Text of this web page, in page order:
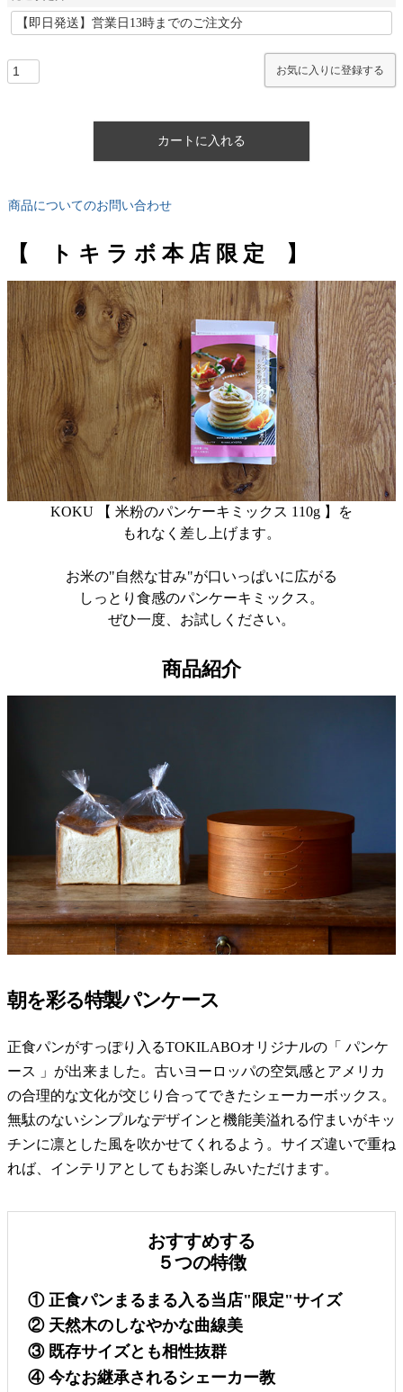
お気に入りに登録する
カートに入れる
商品についてのお問い合わせ
【 ト キ ラ ボ 本 店 限 定 】
KOKU 【 米粉のパンケーキミックス 110g 】を
もれなく差し上げます。
お米の"自然な甘み"が口いっぱいに広がる
しっとり食感のパンケーキミックス。
ぜひ一度、お試しください。
商品紹介
朝を彩る特製パンケース
正食パンがすっぽり入るTOKILABOオリジナルの「 パンケ
ース 」が出来ました。古いヨーロッパの空気感とアメリカ
の合理的な文化が交じり合ってできたシェーカーボックス。
無駄のないシンプルなデザインと機能美溢れる佇まいがキッ
チンに凛とした風を吹かせてくれるよう。サイズ違いで重ね
れば、インテリアとしてもお楽しみいただけます。
おすすめする
５つの特徴
① 正食パンまるまる入る当店"限定"サイズ
② 天然木のしなやかな曲線美
③ 既存サイズとも相性抜群
④ 今なお継承されるシェーカー教